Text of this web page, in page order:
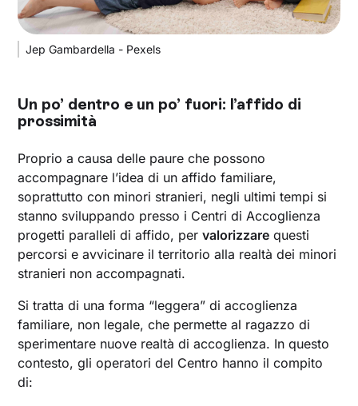
Jep Gambardella - Pexels
Un po’ dentro e un po’ fuori: l’affido di
prossimità‍
Proprio a causa delle paure che possono
accompagnare l’idea di un affido familiare,
soprattutto con minori stranieri, negli ultimi tempi si
stanno sviluppando presso i Centri di Accoglienza
progetti paralleli di affido, pervalorizzare questi
percorsi e avvicinare il territorio alla realtà dei minori
stranieri non accompagnati.
Si tratta di una forma “leggera” di accoglienza
familiare, non legale, che permette al ragazzo di
sperimentare nuove realtà di accoglienza. In questo
contesto, gli operatori del Centro hanno il compito
di: